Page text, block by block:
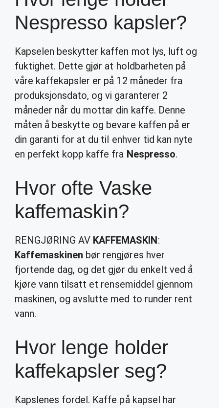
Nespresso kapsler?
Kapselen beskytter kaffen mot lys, luft og
fuktighet. Dette gjør at holdbarheten på
våre kaffekapsler er på 12 måneder fra
produksjonsdato, og vi garanterer 2
måneder når du mottar din kaffe. Denne
måten å beskytte og bevare kaffen på er
din garanti for at du til enhver tid kan nyte
en perfekt kopp kaffe fra Nespresso.
Hvor ofte Vaske
kaffemaskin?
RENGJØRING AV KAFFEMASKIN:
Kaffemaskinen bør rengjøres hver
fjortende dag, og det gjør du enkelt ved å
kjøre vann tilsatt et rensemiddel gjennom
maskinen, og avslutte med to runder rent
vann.
Hvor lenge holder
kaffekapsler seg?
Kapslenes fordel. Kaffe på kapsel har